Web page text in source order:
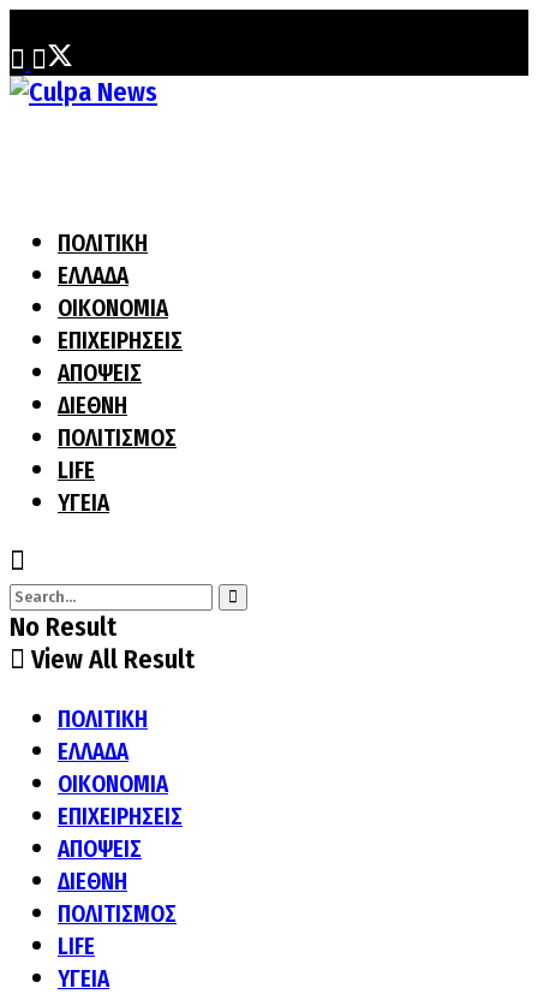
ΠΟΛΙΤΙΚΗ
ΕΛΛΑΔΑ
ΟΙΚΟΝΟΜΙΑ
ΕΠΙΧΕΙΡΗΣΕΙΣ
ΑΠΟΨΕΙΣ
ΔΙΕΘΝΗ
ΠΟΛΙΤΙΣΜΟΣ
LIFE
ΥΓΕΙΑ
No Result
View All Result
ΠΟΛΙΤΙΚΗ
ΕΛΛΑΔΑ
ΟΙΚΟΝΟΜΙΑ
ΕΠΙΧΕΙΡΗΣΕΙΣ
ΑΠΟΨΕΙΣ
ΔΙΕΘΝΗ
ΠΟΛΙΤΙΣΜΟΣ
LIFE
ΥΓΕΙΑ